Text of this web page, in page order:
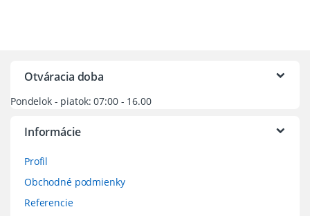
Otváracia doba
Pondelok - piatok: 07:00 - 16.00
Informácie
Profil
Obchodné podmienky
Referencie